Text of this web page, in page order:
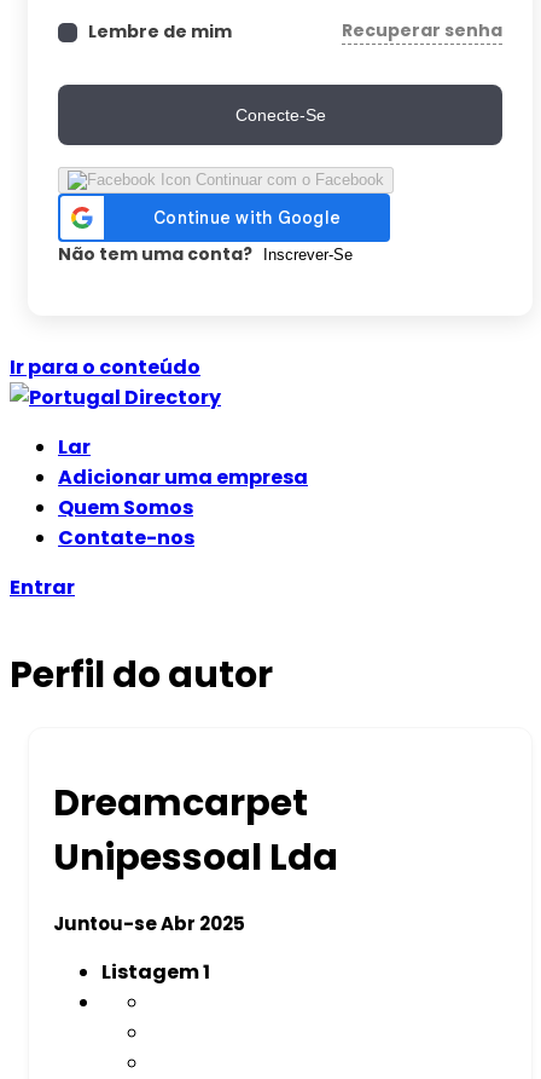
Lembre de mim Recuperar senha
Conecte-Se
Continuar com o Facebook
Não tem uma conta? Inscrever-Se
Ir para o conteúdo
Lar
Adicionar uma empresa
Quem Somos
Contate-nos
Entrar
Perfil do autor
Dreamcarpet
Unipessoal Lda
Juntou-se Abr 2025
Listagem1